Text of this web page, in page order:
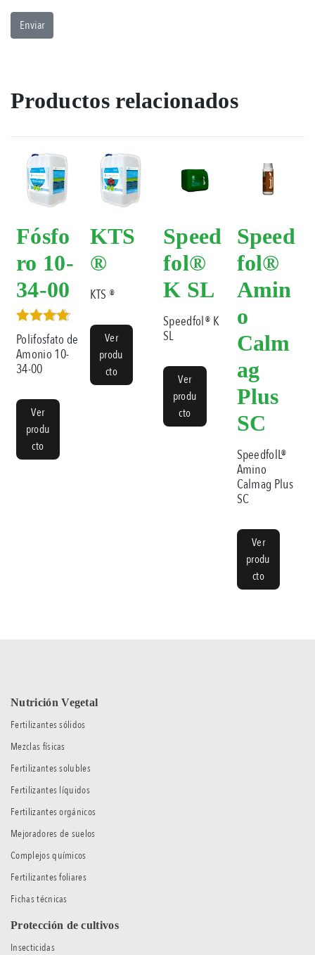
Productos relacionados
Fósfo
ro 10-
34-00
Valorado
en
5.00
de 5
Polifosfato de
Amonio 10-
34-00
Ver
produ
cto
KTS
®
KTS ®
Ver
produ
cto
Speed
fol®
K SL
Speedfol® K
SL
Ver
produ
cto
Speed
fol®
Amin
o
Calm
ag
Plus
SC
SpeedfolL®
Amino
Calmag Plus
SC
Ver
produ
cto
Nutrición Vegetal
Fertilizantes sólidos
Mezclas físicas
Fertilizantes solubles
Fertilizantes líquidos
Fertilizantes orgánicos
Mejoradores de suelos
Complejos químicos
Fertilizantes foliares
Fichas técnicas
Protección de cultivos
Insecticidas